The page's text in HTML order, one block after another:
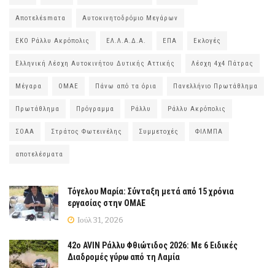
Αποτελέsmατα Αυτοκινητοδρόμιο Μεγάρων
ΕΚΟ Ράλλυ Ακρόπολις ΕΛ.Λ.Α.Δ.Α. ΕΠΑ Εκλογές
Ελληνική Λέσχη Αυτοκινήτου Δυτικής Αττικής Λέσχη 4χ4 Πάτρας
Μέγαρα ΟΜΑΕ Πάνω από τα όρια Πανελλήνιο Πρωτάθλημα
Πρωτάθλημα Πρόγραμμα Ράλλυ Ράλλυ Ακρόπολις
ΣΟΑΑ Στράτος Φωτεινέλης Συμμετοχές ΦΙΛΜΠΑ
αποτελέσματα
Τόγελου Μαρία: Σύνταξη μετά από 15 χρόνια
εργασίας στην ΟΜΑΕ
Ιούλ 31, 2026
42ο AVIN Ράλλυ Φθιώτιδος 2026: Με 6 Ειδικές
Διαδρομές γύρω από τη Λαμία